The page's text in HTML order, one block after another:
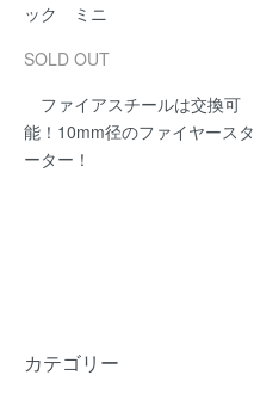
ック ミニ
SOLD OUT
ファイアスチールは交換可
能！10mm径のファイヤースタ
ーター！
カテゴリー